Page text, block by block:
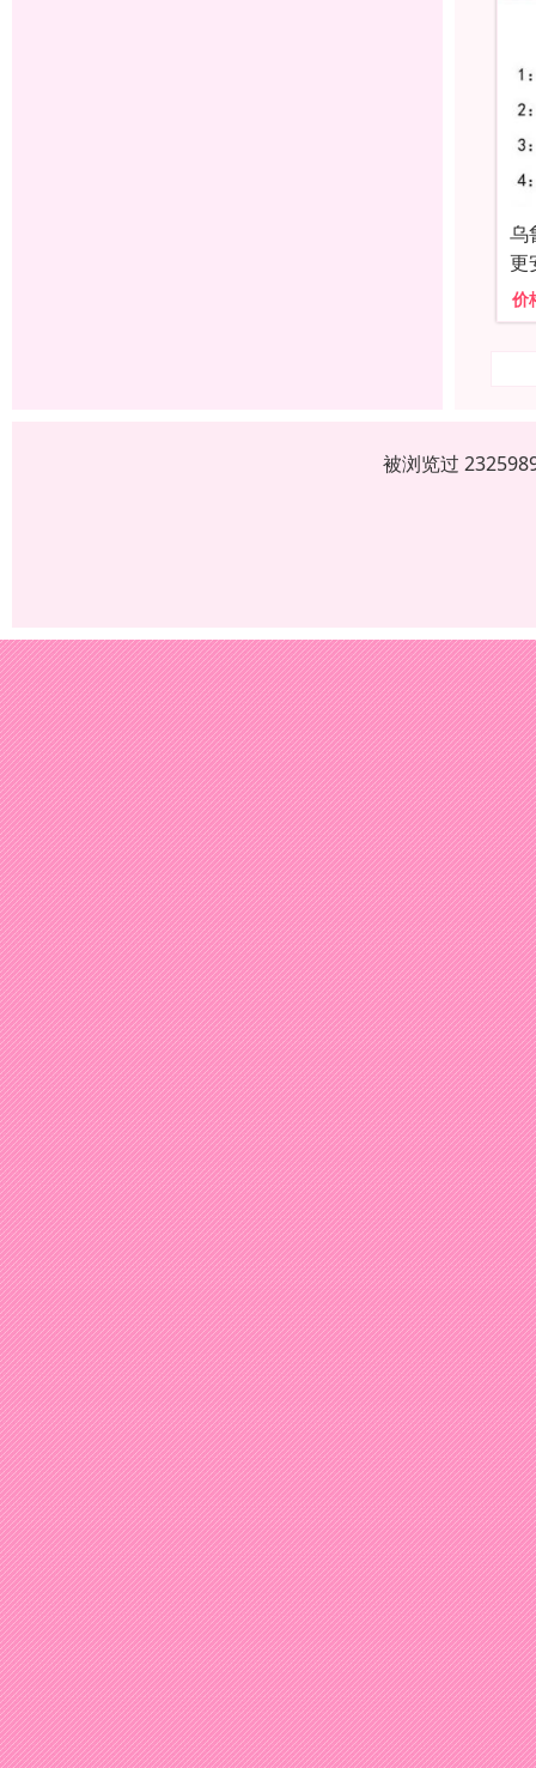
乌
更
价
被浏览过